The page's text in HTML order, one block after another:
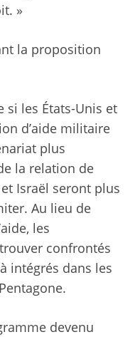
»
la proposition
si les États-Unis et
d’aide militaire
plus
la relation de
Israël seront plus
Au lieu de
les
confrontés
intégrés dans les
devenu